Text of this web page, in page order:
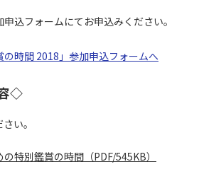
込フォームにてお申込みください。
の時間 2018」参加申込フォームへ
◇
い。
特別鑑賞の時間（PDF/545KB）